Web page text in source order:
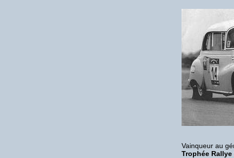
Vainqueur au
Trophée